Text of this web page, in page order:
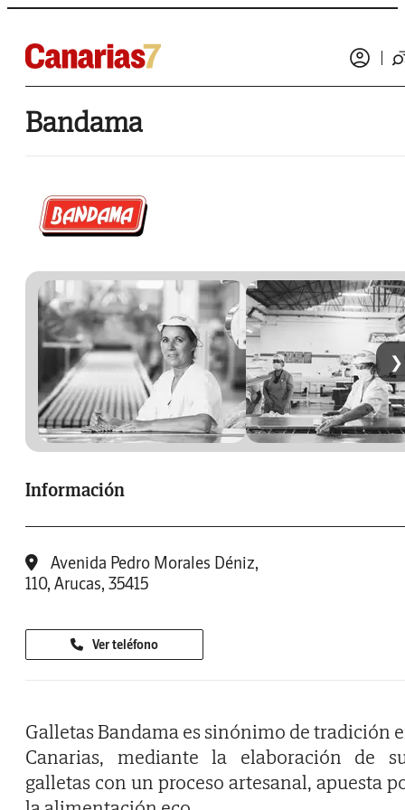
Bandama
❯
Información
Avenida Pedro Morales Déniz,
110, Arucas, 35415
Ver teléfono
Galletas Bandama es sinónimo de tradición
Canarias, mediante la elaboración de
galletas con un proceso artesanal, apuesta